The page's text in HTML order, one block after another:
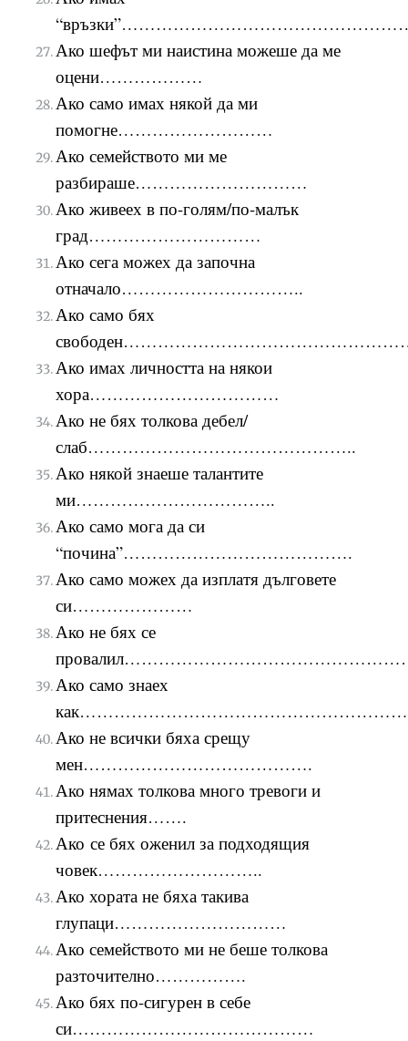
Ако шефът ми наистина можеше да ме
оцени………………
Ако само имах някой да ми
помогне………………………
Ако семейството ми ме
разбираше…………………………
Ако живеех в по-голям/по-малък
град…………………………
Ако сега можех да започна
отначало…………………………..
Ако само бях
Ако имах личността на някои
хора……………………………
Ако не бях толкова дебел/
слаб………………………………………..
Ако някой знаеше талантите
ми……………………………..
Ако само мога да си
“почина”………………………………….
Ако само можех да изплатя дълговете
си…………………
Ако не бях се
Ако само знаех
Ако не всички бяха срещу
мен………………………………….
Ако нямах толкова много тревоги и
притеснения…….
Ако се бях оженил за подходящия
човек………………………..
Ако хората не бяха такива
глупаци…………………………
Ако семейството ми не беше толкова
разточително…………….
Ако бях по-сигурен в себе
си……………………………………